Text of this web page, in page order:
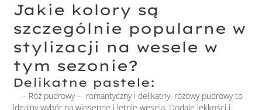
Jakie kolory są
szczególnie popularne w
stylizacji na wesele w
tym sezonie?
Delikatne pastele:
– Róż pudrowy – romantyczny i delikatny, różowy pudrowy to
idealny wybór na wiosenne i letnie wesela. Dodaje lekkości i